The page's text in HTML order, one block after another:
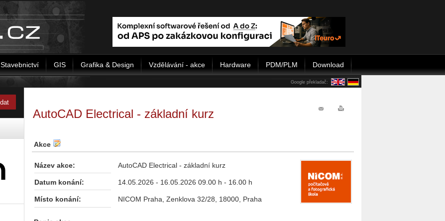
Stavebnictví GIS Grafika & Design Vzdělávání - akce Hardware PDM/PLM Download
Google překladač:
AutoCAD Electrical - základní kurz
Akce
Název akce: AutoCAD Electrical - základní kurz
Datum konání: 14.05.2026 - 16.05.2026 09.00 h - 16.00 h
Místo konání: NICOM Praha, Zenklova 32/28, 18000, Praha